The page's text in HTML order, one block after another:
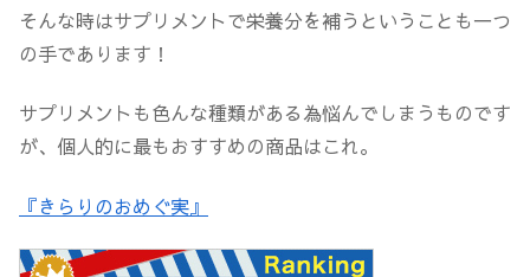
そんな時はサプリメントで栄養分を補うということも一つ
の手であります！
サプリメントも色んな種類がある為悩んでしまうものです
が、個人的に最もおすすめの商品はこれ。
『きらりのおめぐ実』